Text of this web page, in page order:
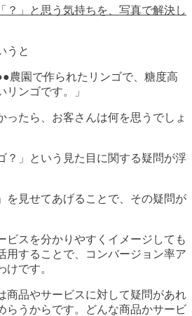
？」と思う気持ちを、写真で解決し
うと
農園で作られたリンゴで、糖度高
リンゴです。」
ったら、お客さんは何を思うでしょ
？」という見た目に関する疑問が浮
を見せてあげることで、その疑問が
ビスを分かりやすくイメージしても
用することで、コンバージョン率ア
けです。
商品やサービスに対して疑問があれ
らうからです。どんな商品かサービ